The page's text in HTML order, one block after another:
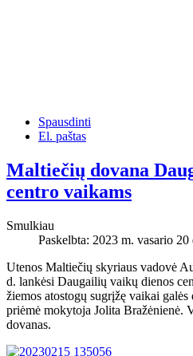
Spausdinti
El. paštas
Maltiečių dovana
centro vaikams
Smulkiau
Paskelbta: 2023 m. vasario 20
Utenos Maltiečių skyriaus vadovė
d. lankėsi Daugailių vaikų dienos
žiemos atostogų sugrįžę vaikai
priėmė mokytoja Jolita Bražėnienė.
dovanas.